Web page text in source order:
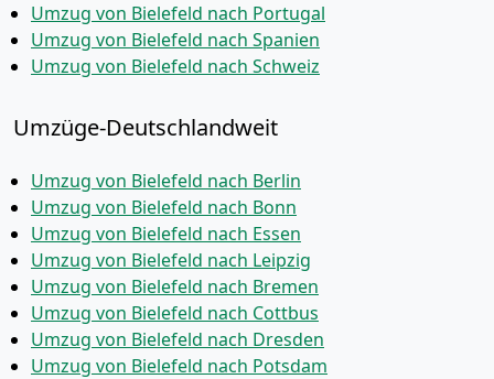
Umzug von Bielefeld nach Portugal
Umzug von Bielefeld nach Spanien
Umzug von Bielefeld nach Schweiz
Umzüge-Deutschlandweit
Umzug von Bielefeld nach Berlin
Umzug von Bielefeld nach Bonn
Umzug von Bielefeld nach Essen
Umzug von Bielefeld nach Leipzig
Umzug von Bielefeld nach Bremen
Umzug von Bielefeld nach Cottbus
Umzug von Bielefeld nach Dresden
Umzug von Bielefeld nach Potsdam